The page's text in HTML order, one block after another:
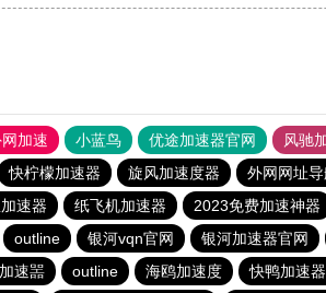
加速 小蓝鸟 优途加速器官网 风驰
快柠檬加速器 旋风加速度器 外网网址导
速器 纸飞机加速器 2023免费加速神器
outline 银河vqn官网 银河加速器官网
速噐 outline 海鸥加速度 快鸭加速